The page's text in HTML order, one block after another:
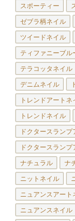
スポーティー
ゼブラ柄ネイル
ツイードネイル
ティファニーブル
テラコッタネイル
デニムネイル
トレンドアートネ
トレンドネイル
ドクタースラン
ドクタースラン
ナチュラル ナ
ニットネイル
ニュアンスアート
ニュアンスネイル